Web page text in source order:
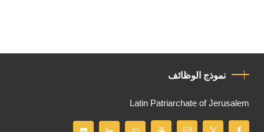
نموذج الوظائف
Latin Patriarchate of Jerusalem